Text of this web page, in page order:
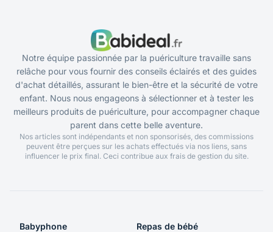
Notre équipe passionnée par la puériculture travaille sans
relâche pour vous fournir des conseils éclairés et des guides
d'achat détaillés, assurant le bien-être et la sécurité de votre
enfant. Nous nous engageons à sélectionner et à tester les
meilleurs produits de puériculture, pour accompagner chaque
parent dans cette belle aventure.
Nos articles sont indépendants et non sponsorisés, des commissions
peuvent être perçues sur les achats effectués via nos liens, sans
influencer le prix final. Ceci contribue aux frais de gestion du site.
Babyphone Repas de bébé